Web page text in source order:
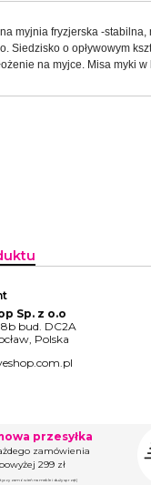
myjnia fryzjerska -
Siedzisko o opływowym
na myjce. Misa myki
Sp. z o.o
bud. DC2A
Polska
przesyłka
zamówienia
powyżej 299 zł
zamówień na meble i duży sprzęt)